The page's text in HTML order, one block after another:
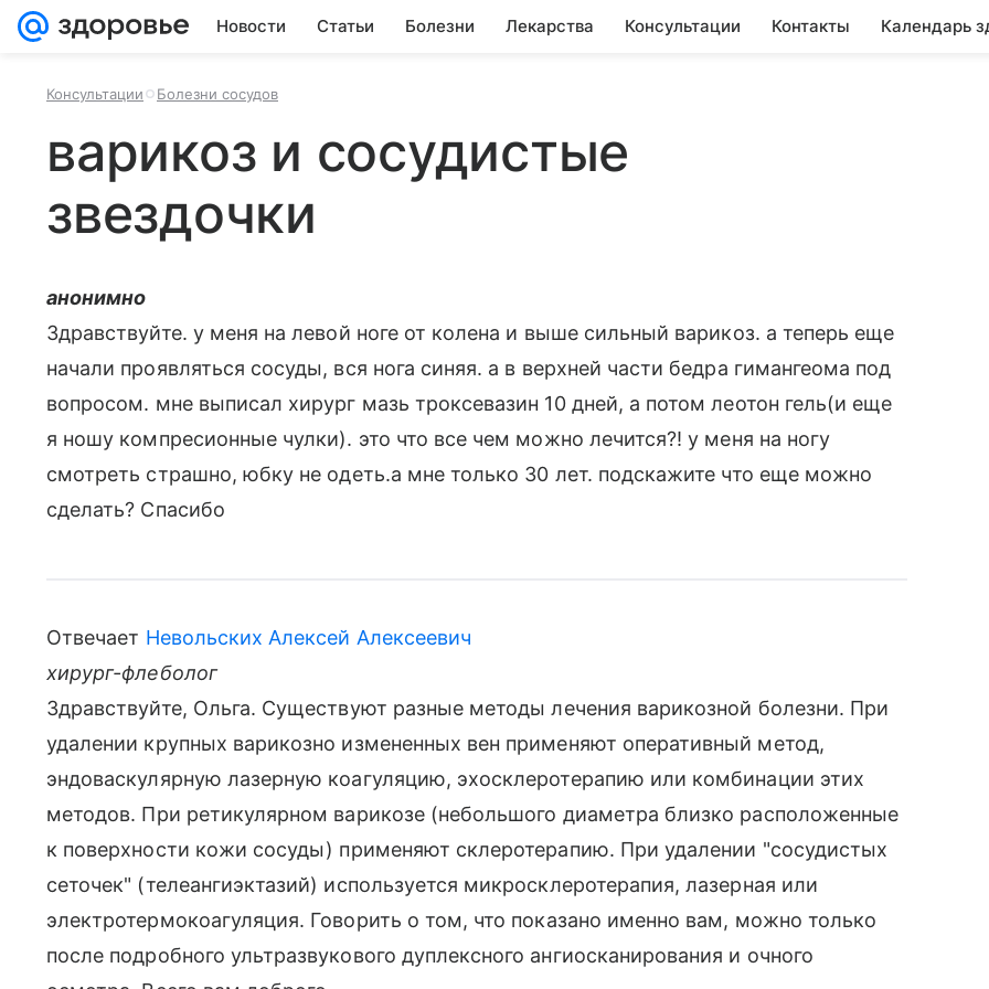
Новости Статьи Болезни Лекарства Консультации Контакты Календарь
Консультации Болезни сосудов
варикоз и сосудистые
звездочки
анонимно
Здравствуйте. у меня на левой ноге от колена и выше сильный варикоз. а теперь еще
начали проявляться сосуды, вся нога синяя. а в верхней части бедра гимангеома под
вопросом. мне выписал хирург мазь троксевазин 10 дней, а потом леотон гель(и еще
я ношу компресионные чулки). это что все чем можно лечится?! у меня на ногу
смотреть страшно, юбку не одеть.а мне только 30 лет. подскажите что еще можно
сделать? Спасибо
Отвечает Невольских Алексей Алексеевич
хирург-флеболог
Здравствуйте, Ольга. Существуют разные методы лечения варикозной болезни. При
удалении крупных варикозно измененных вен применяют оперативный метод,
эндоваскулярную лазерную коагуляцию, эхосклеротерапию или комбинации этих
методов. При ретикулярном варикозе (небольшого диаметра близко расположенные
к поверхности кожи сосуды) применяют склеротерапию. При удалении "сосудистых
сеточек" (телеангиэктазий) используется микросклеротерапия, лазерная или
электротермокоагуляция. Говорить о том, что показано именно вам, можно только
после подробного ультразвукового дуплексного ангиосканирования и очного